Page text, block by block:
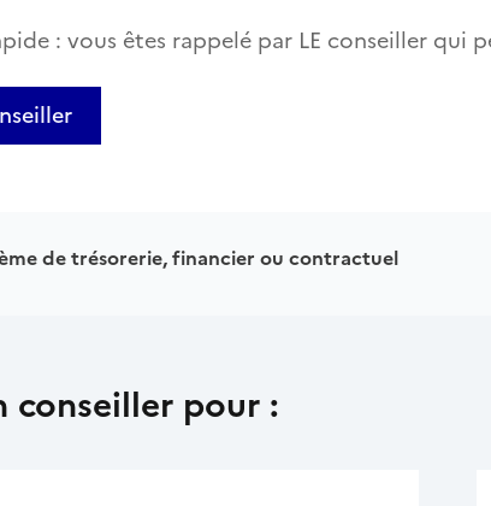
: vous êtes rappelé par LE conseiller qui
de trésorerie, financier ou contractuel
conseiller pour :